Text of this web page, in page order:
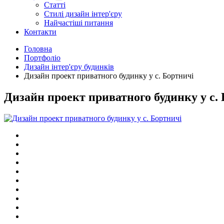
Статті
Cтилі дизайн інтер'єру
Найчастіші питання
Контакти
Головна
Портфоліо
Дизайн інтер'єру будинків
Дизайн проект приватного будинку у с. Бортничі
Дизайн проект приватного будинку у с.